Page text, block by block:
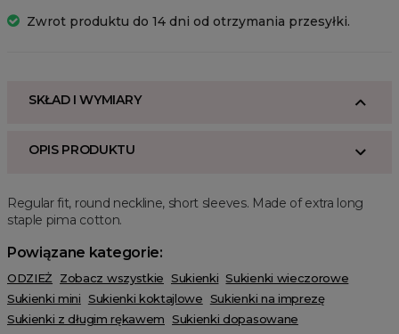
Zwrot produktu do 14 dni od otrzymania przesyłki.
SKŁAD I WYMIARY
OPIS PRODUKTU
Regular fit, round neckline, short sleeves. Made of extra long
staple pima cotton.
Powiązane kategorie:
ODZIEŻ Zobacz wszystkie Sukienki Sukienki wieczorowe
Sukienki mini Sukienki koktajlowe Sukienki na imprezę
Sukienki z długim rękawem Sukienki dopasowane